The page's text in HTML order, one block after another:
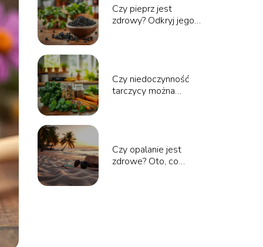
Czy pieprz jest
zdrowy? Odkryj jego
Czy niedoczynność
tarczycy można
Czy opalanie jest
zdrowe? Oto, co